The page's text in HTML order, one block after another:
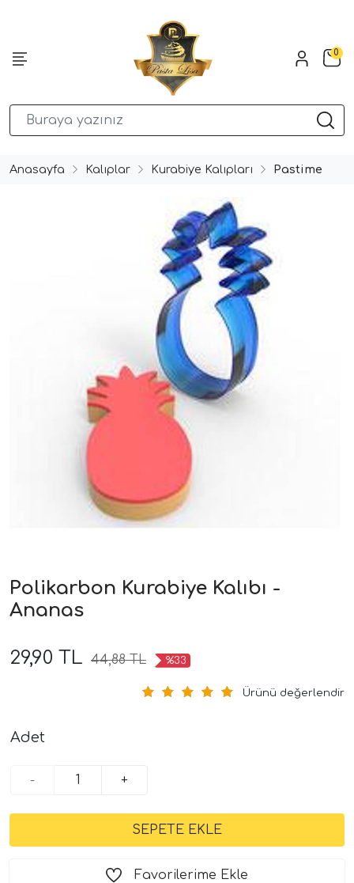
0
Anasayfa Kalıplar Kurabiye Kalıpları Pastime
Polikarbon Kurabiye Kalıbı -
Ananas
29,90 TL 44,88 TL %33
Ürünü değerlendir
Adet
- +
Favorilerime Ekle